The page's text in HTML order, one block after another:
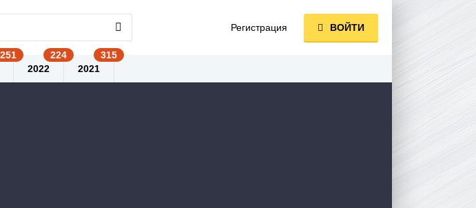
Регистрация ВОЙТИ
2022 2021